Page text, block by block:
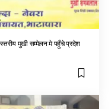
मुखी सम्मेलन मे पहुँचे प्रदेश